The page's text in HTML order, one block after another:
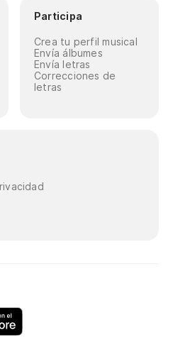
Participa
Crea tu perfil musical
Envía álbumes
Envía letras
Correcciones de
letras